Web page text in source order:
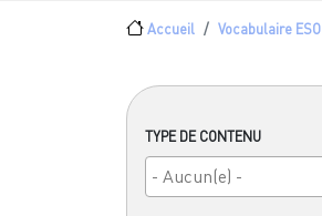
Fil d'Ariane
Accueil Vocabulaire ESO
TYPE DE CONTENU